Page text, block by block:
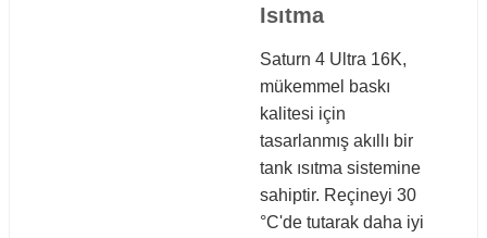
Isıtma
Saturn 4 Ultra 16K,
mükemmel baskı
kalitesi için
tasarlanmış akıllı bir
tank ısıtma sistemine
sahiptir. Reçineyi 30
°C'de tutarak daha iyi